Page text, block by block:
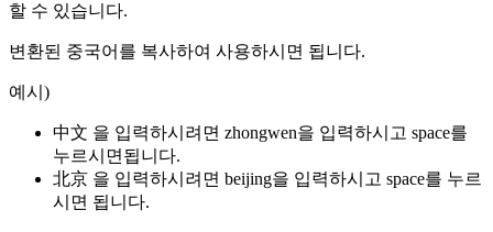
할 수 있습니다.
변환된 중국어를 복사하여 사용하시면 됩니다.
예시)
中文 을 입력하시려면 zhongwen을 입력하시고 space를
누르시면됩니다.
北京 을 입력하시려면 beijing을 입력하시고 space를 누르
시면 됩니다.